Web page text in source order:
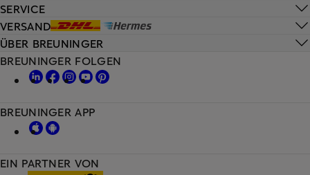
SERVICE
VERSAND
ÜBER BREUNINGER
EIN PARTNER VON
BREUNINGER FOLGEN
BREUNINGER APP